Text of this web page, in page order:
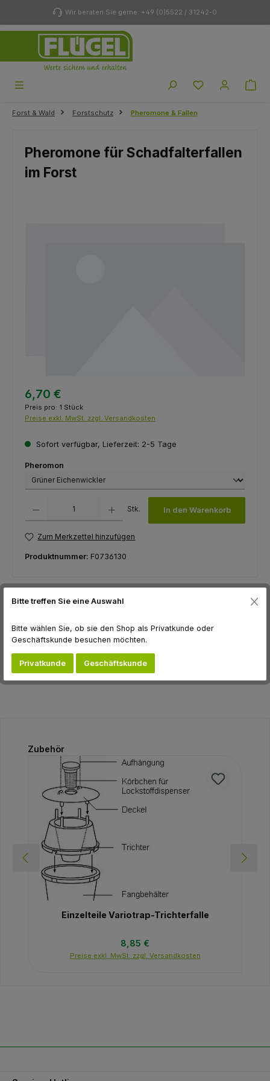
Zum Hauptinhalt springenWir beraten Sie gerne: +49 (0)5522 / 31242-0
Du hast 0
Forst & Wald Forstschutz Pheromone & Fallen
Pheromone für Schadfalterfallen
im Forst
6,70 €
Preis pro: 1 Stück
Preise exkl. MwSt. zzgl. Versandkosten
Sofort verfügbar, Lieferzeit: 2-5 Tage
Pheromon
Stk. In den Warenkorb
Zum Merkzettel hinzufügen
Produktnummer: F0736130
Beschreibung
Lymantria monacha - Grüner Eichenwickler Tortix viridana -
Kleine…Mehr
Bewertungen
Produktgalerie überspringen
Zubehör
Einzelteile Variotrap-Trichterfalle
Regulärer Preis:
8,85 €
Preise exkl. MwSt. zzgl. Versandkosten
Bitte treffen Sie eine Auswahl
Bitte wählen Sie, ob sie den Shop als Privatkunde oder
Geschäftskunde besuchen möchten.
Privatkunde Geschäftskunde